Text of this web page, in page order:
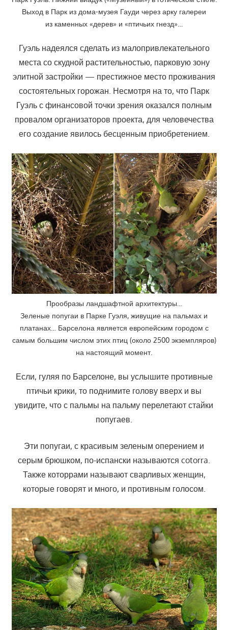
Выход в Парк из дома-музея Гауди через арку галереи
из каменных «дерев» и «птичьих гнезд»…
Гуэль надеялся сделать из малопривлекательного
места со скудной растительностью, парковую зону
элитной застройки — престижное место проживания
состоятельных горожан. Несмотря на то, что Парк
Гуэль с финансовой точки зрения оказался полным
провалом организаторов проекта, для человечества
его создание явилось бесценным приобретением.
Прообразы ландшафтной архитектуры…
Зеленые попугаи в Парке Гуэля, живущие на пальмах и
платанах… Барселона является европейским городом с
самым большим числом этих птиц (около 2500 экземпляров)
на настоящий момент.
Если, гуляя по Барселоне, вы услышите противные
птичьи крики, то поднимите голову вверх и вы
увидите, что с пальмы на пальму перелетают стайки
попугаев.
Эти попугаи, с красивым зеленым оперением и
серым брюшком, по-испански называются cotorra.
Также которрами называют сварливых женщин,
которые говорят и много, и противным голосом.